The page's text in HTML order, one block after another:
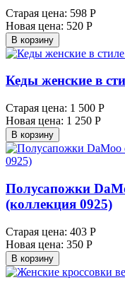
Старая цена: 598 Р
Новая цена: 520 Р
В корзину
Кеды женские в
Старая цена: 1 500 Р
Новая цена: 1 250 Р
В корзину
Полусапожки
(коллекция 0925)
Старая цена: 403 Р
Новая цена: 350 Р
В корзину